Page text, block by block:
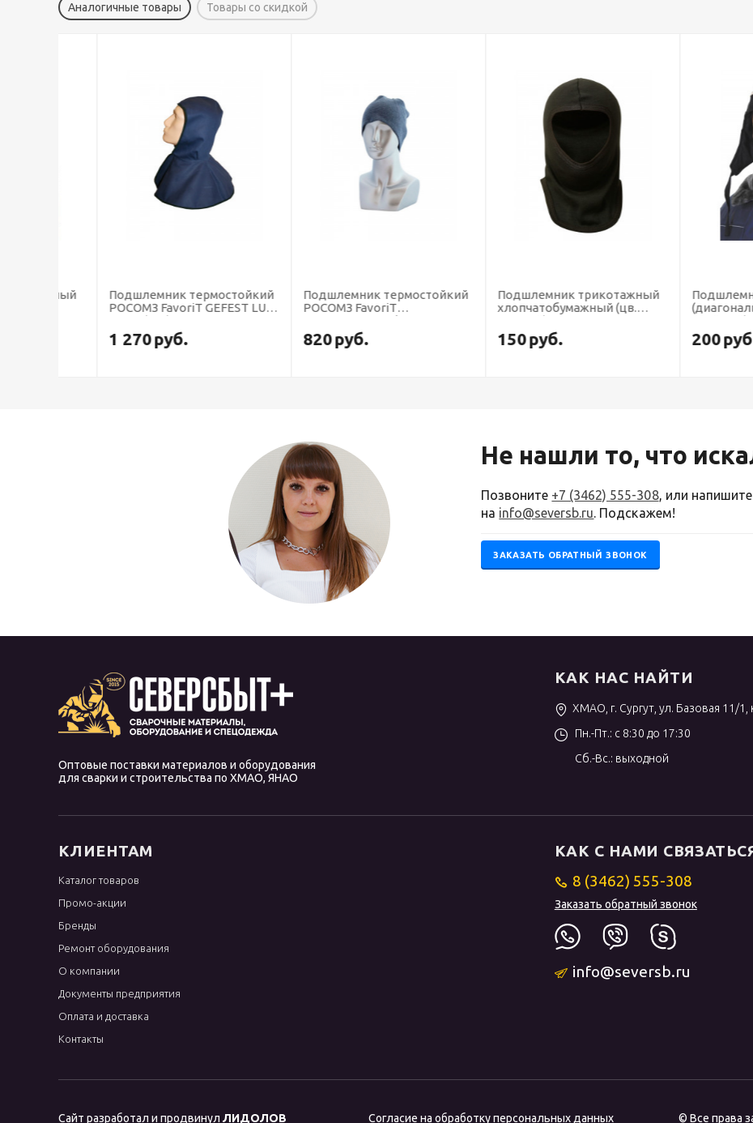
Аналогичные товары Товары со скидкой
Подшлемник термостойкий
РОСОМЗ FavoriT GEFEST LUX,
1 270 руб.
Подшлемник термостойкий
РОСОМЗ FavoriT
CRYSTALINE® Silver, 00938
руб.
Подшлемник трикотажный
хлопчатобумажный (цв.
черный) цена за шт.,кратно
10 (х10х250)
руб.
Подшлемник
(диагональ,
руб.
Не нашли то, что
Позвоните +7 (3462) 555-308, или
на info@seversb.ru. Подскажем!
ЗАКАЗАТЬ ОБРАТНЫЙ ЗВОНОК
Оптовые поставки материалов и оборудования
для сварки и строительства по ХМАО, ЯНАО
КАК НАС НАЙТИ
ХМАО, г. Сургут, ул. Базовая 11/1,
Пн.-Пт.: с 8:30 до 17:30
Сб.-Вс.: выходной
КЛИЕНТАМ
Каталог товаров
Промо-акции
Бренды
Ремонт оборудования
О компании
Документы предприятия
Оплата и доставка
Контакты
КАК С НАМИ
8 (3462) 555-308
Заказать обратный звонок
info@seversb.ru
Сайт разработал и продвинулЛИДОЛОВ Согласие на обработку персональных данных © Все права